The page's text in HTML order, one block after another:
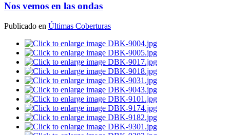
Nos vemos en las ondas
Publicado en Últimas Coberturas